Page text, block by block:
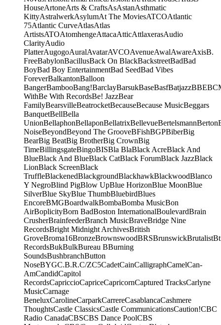
HouseArtoneArts & CraftsAsAstanAsthmatic
KittyAstralwerkAsylumAt The MoviesATCOAtlantic
75Atlantic CurveAtlasAtlas
ArtistsATOAtomhengeAttacaAtticAttlaxerasAudio
ClarityAudio
PlatterAugogoAuralAvatarAVCOAvenueAwalAwareAxisB.
FreeBabylonBacillusBack On BlackBackstreetBadBad
BoyBad Boy EntertainmentBad SeedBad Vibes
ForeverBalkantonBalloon
BangerBambooBang!BarclayBarsukBaseBasfBatjazzBBE
WithBe With RecordsBe! JazzBear
FamilyBearsvilleBeatrocketBecauseBecause MusicBeggars
BanquetBellBella
UnionBellaphonBellaponBellatrixBellevueBertelsmannBerton
NoiseBeyondBeyond The GrooveBFishBGPBiberBig
BearBig BeatBig BrotherBig CrownBig
TimeBillingsgateBingoBISBla BlaBlack AcreBlack And
BlueBlack And BlueBlack CatBlack ForumBlack JazzBlack
LionBlack ScreenBlack
TruffleBlackenedBlackgroundBlackhawkBlackwoodBlanco
Y NegroBlind PigBlow UpBlue HorizonBlue MoonBlue
SilverBlue SkyBlue ThumbBluebirdBlues
EncoreBMGBoardwalkBombaBomba MusicBon
AirBoplicityBorn BadBoston InternationalBoulevardBrain
CrusherBrainfeederBranch MusicBraveBridge Nine
RecordsBright Midnight ArchivesBritish
GroveBroma16BronzeBrownswoodBRSBrunswickBrutalist
RecordsBukBulkBureau BBurning
SoundsBushbranchButton
NoseBYGC.B.R.C/ZC5CadetCainCalligraphCamelCan-
AmCandidCapitol
RecordsCapriccioCapriceCapricornCaptured TracksCarlyne
MusicCarnage
BeneluxCarolineCarparkCarrereCasablancaCashmere
ThoughtsCastle ClassicsCastle CommunicationsCaution!CBC
Radio CanadaCBSCBS Dance PoolCBS